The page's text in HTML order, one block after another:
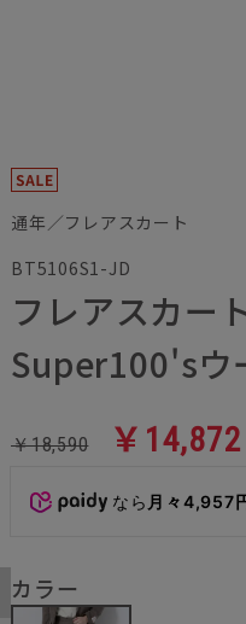
通年／フレアスカート
BT5106S1-JD
フレアスカー
Super100'sウ
￥18,590 ￥14,872
なら 月々4,957
カラー